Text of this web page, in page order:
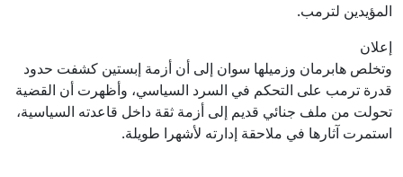
المؤيدين لترمب.
إعلان
وتخلص هابرمان وزميلها سوان إلى أن أزمة إبستين كشفت حدود
قدرة ترمب على التحكم في السرد السياسي، وأظهرت أن القضية
تحولت من ملف جنائي قديم إلى أزمة ثقة داخل قاعدته السياسية،
استمرت آثارها في ملاحقة إدارته لأشهرا طويلة.